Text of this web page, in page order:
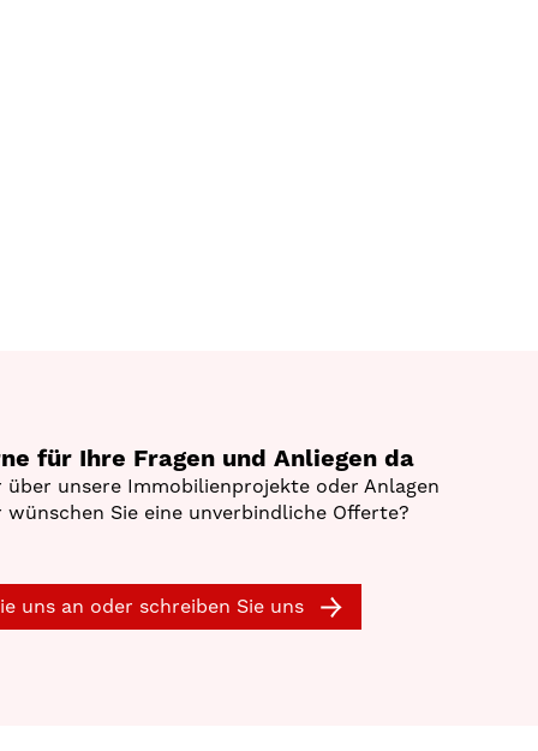
für Ihre Fragen und Anliegen da
über unsere Immobilienprojekte oder Anlagen
wünschen Sie eine unverbindliche Offerte?
uns an oder schreiben Sie uns